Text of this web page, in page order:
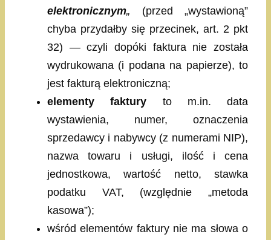
elektronicznym„ (przed „wystawioną”
chyba przydałby się przecinek, art. 2 pkt
32) — czyli dopóki faktura nie została
wydrukowana (i podana na papierze), to
jest fakturą elektroniczną;
elementy faktury to m.in. data
wystawienia, numer, oznaczenia
sprzedawcy i nabywcy (z numerami NIP),
nazwa towaru i usługi, ilość i cena
jednostkowa, wartość netto, stawka
podatku VAT, (względnie „metoda
kasowa”);
wśród elementów faktury nie ma słowa o